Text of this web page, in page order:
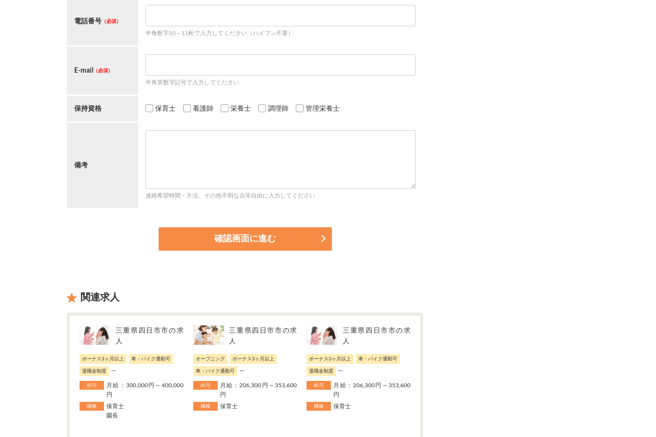
電話番号 （必須）
半角数字10～11桁で入力してください（ハイフン不要）
E-mail （必須）
半角英数字記号で入力してください
保持資格 保育士 看護師 栄養士 調理師 管理栄養士
備考
連絡希望時間・方法、その他不明な点等自由に入力してください
関連求人
三重県四日市市の求
人
ボーナス3ヶ月以上 車・バイク通勤可
退職金制度 ...
給与
月給：300,000円～400,000
円
職種
保育士
園長
三重県四日市市の求
人
オープニング ボーナス3ヶ月以上
車・バイク通勤可 ...
給与
月給：206,300円～353,600
円
職種 保育士
三重県四日市市の求
人
ボーナス3ヶ月以上 車・バイク通勤可
退職金制度 ...
給与
月給：206,300円～353,600
円
職種 保育士